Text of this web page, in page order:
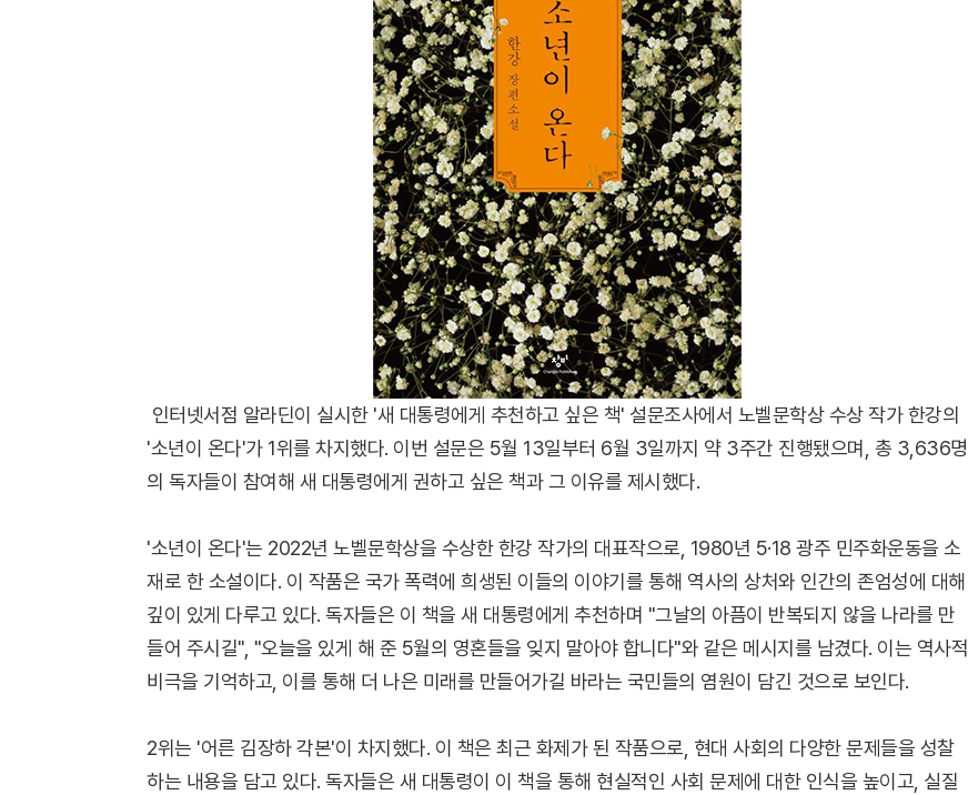
인터넷서점 알라딘이 실시한 '새 대통령에게 추천하고 싶은 책' 설문조사에서 노벨문학상 수상 작가 한강의
'소년이 온다'가 1위를 차지했다. 이번 설문은 5월 13일부터 6월 3일까지 약 3주간 진행됐으며, 총 3,636명
의 독자들이 참여해 새 대통령에게 권하고 싶은 책과 그 이유를 제시했다.
'소년이 온다'는 2022년 노벨문학상을 수상한 한강 작가의 대표작으로, 1980년 5·18 광주 민주화운동을 소
재로 한 소설이다. 이 작품은 국가 폭력에 희생된 이들의 이야기를 통해 역사의 상처와 인간의 존엄성에 대해
깊이 있게 다루고 있다. 독자들은 이 책을 새 대통령에게 추천하며 "그날의 아픔이 반복되지 않을 나라를 만
들어 주시길", "오늘을 있게 해 준 5월의 영혼들을 잊지 말아야 합니다"와 같은 메시지를 남겼다. 이는 역사적
비극을 기억하고, 이를 통해 더 나은 미래를 만들어가길 바라는 국민들의 염원이 담긴 것으로 보인다.
2위는 '어른 김장하 각본'이 차지했다. 이 책은 최근 화제가 된 작품으로, 현대 사회의 다양한 문제들을 성찰
하는 내용을 담고 있다. 독자들은 새 대통령이 이 책을 통해 현실적인 사회 문제에 대한 인식을 높이고, 실질